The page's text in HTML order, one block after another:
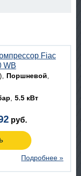
Fiac
WB
Поршневой
5.5 кВт
руб.
Подробнее »